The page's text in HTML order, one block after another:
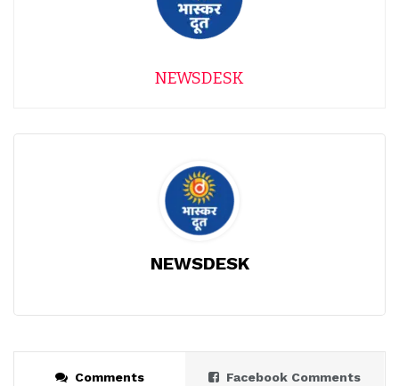
NEWSDESK
NEWSDESK
Comments Facebook Comments